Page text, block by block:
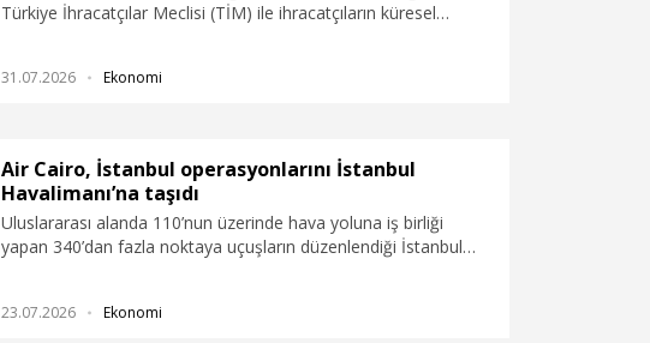
Türkiye İhracatçılar Meclisi (TİM) ile ihracatçıların küresel
31.07.2026 Ekonomi
Air Cairo, İstanbul operasyonlarını İstanbul
Havalimanı’na taşıdı
Uluslararası alanda 110’nun üzerinde hava yoluna iş birliği
yapan 340’dan fazla noktaya uçuşların düzenlendiği İstanbul
23.07.2026 Ekonomi